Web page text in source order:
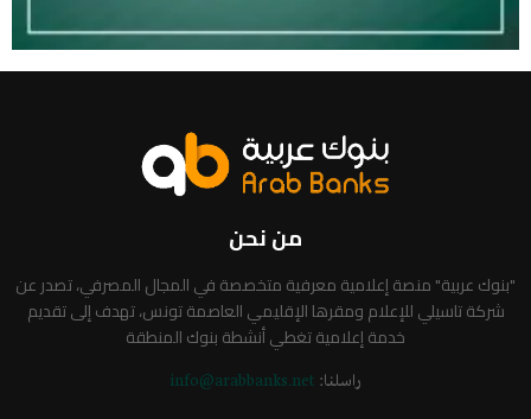
من نحن
"بنوك عربية" منصة إعلامية معرفية متخصصة في المجال المصرفي، تصدر عن
شركة تاسيلي للإعلام ومقرها الإقليمي العاصمة تونس، تهدف إلى تقديم
خدمة إعلامية تغطي أنشطة بنوك المنطقة
راسلنا: info@arabbanks.net